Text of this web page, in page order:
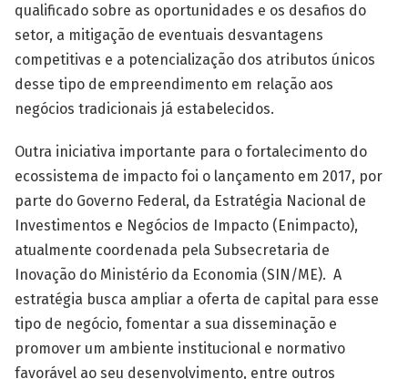
qualificado sobre as oportunidades e os desafios do
setor, a mitigação de eventuais desvantagens
competitivas e a potencialização dos atributos únicos
desse tipo de empreendimento em relação aos
negócios tradicionais já estabelecidos.
Outra iniciativa importante para o fortalecimento do
ecossistema de impacto foi o lançamento em 2017, por
parte do Governo Federal, da Estratégia Nacional de
Investimentos e Negócios de Impacto (Enimpacto),
atualmente coordenada pela Subsecretaria de
Inovação do Ministério da Economia (SIN/ME). A
estratégia busca ampliar a oferta de capital para esse
tipo de negócio, fomentar a sua disseminação e
promover um ambiente institucional e normativo
favorável ao seu desenvolvimento, entre outros